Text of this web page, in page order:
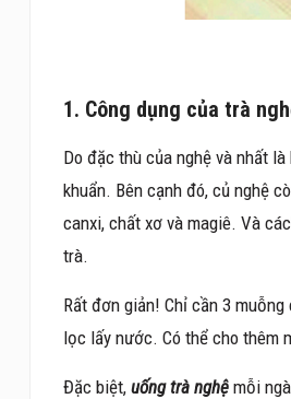
1. Công dụng của trà
Do đặc thù của nghệ và nhất
khuẩn. Bên cạnh đó, củ nghệ
canxi, chất xơ và magiê. Và
trà.
Rất đơn giản! Chỉ cần 3
lọc lấy nước. Có thể cho thêm
Đặc biệt, uống trà nghệmỗi